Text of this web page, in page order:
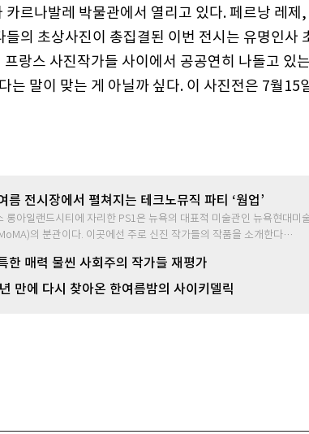
르나발레 박물관에서 열리고 있다. 페르낭 레제,
의 초상사진이 총집결된 이번 전시는 유명인사
랑스 사진작가들 사이에서 공공연히 나돌고 있
는 말이 맞는 게 아닐까 싶다. 이 사진전은 7월15
름 전시장에서 펼쳐지는 테크노뮤직 파티 ‘웜업’
롱아일랜드시티에 자리한 PS1은 뉴욕의 대표적 미술관인 뉴욕현대미
의 분관이다. 이곳에선 주로 신진 작가들의 작품을 소개한다…
한 매력 물씬 사회주의 작가들 재평가
만에 다시 찾아온 한여름밤의 사이키델릭